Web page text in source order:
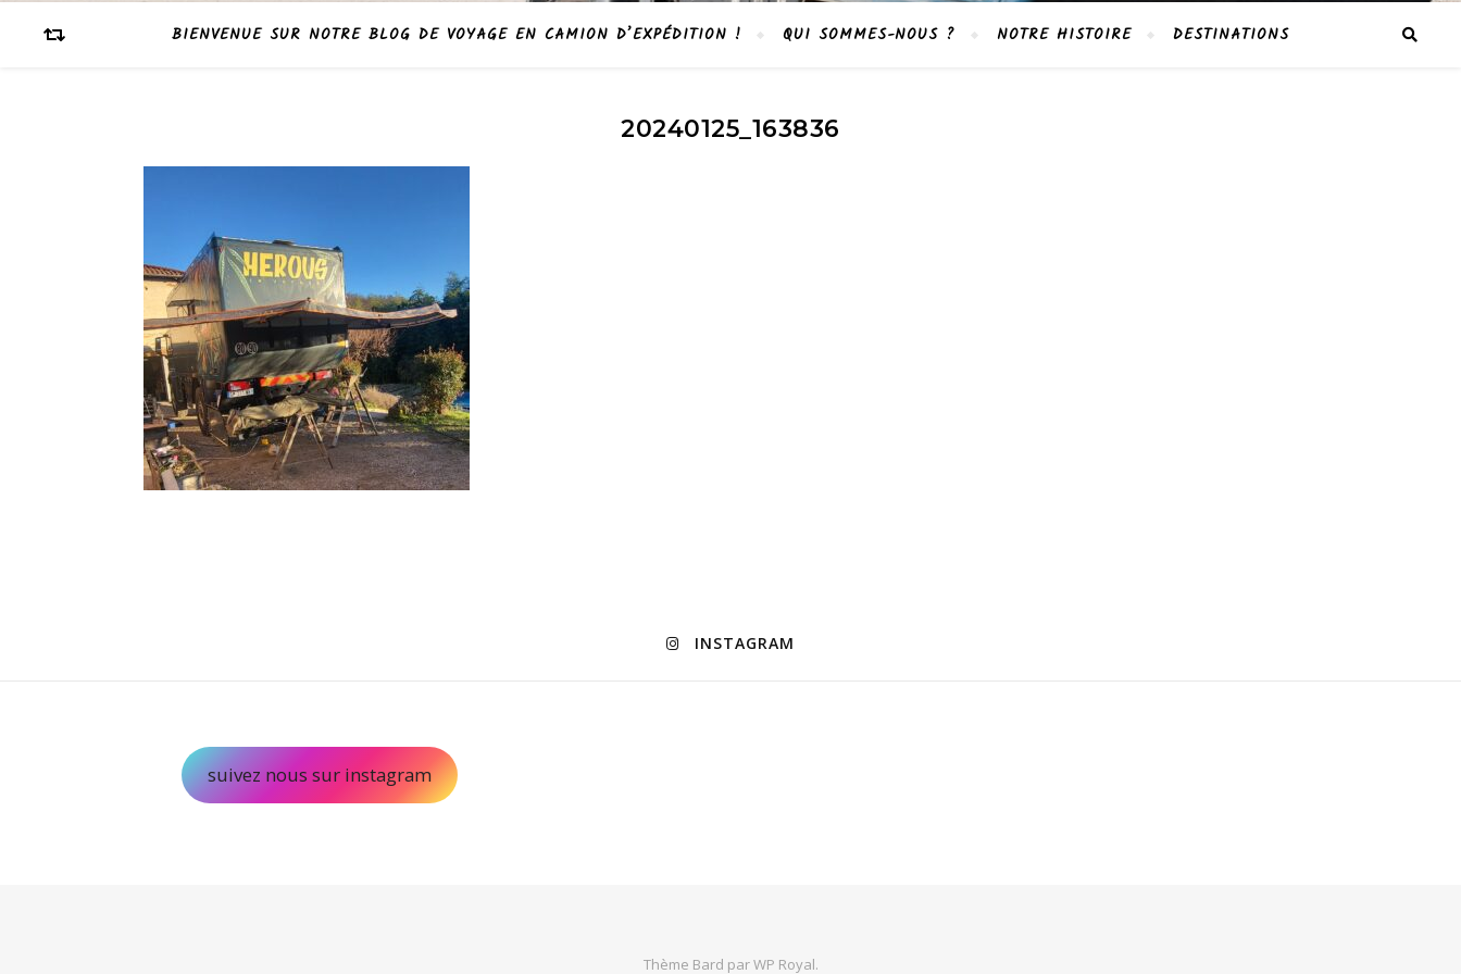
BIENVENUE SUR NOTRE BLOG DE VOYAGE EN CAMION D’EXPÉDITION ! QUI SOMMES-NOUS ? NOTRE HISTOIRE DESTINATIONS
20240125_163836
INSTAGRAM
suivez nous sur instagram
Thème Bard parWP Royal.